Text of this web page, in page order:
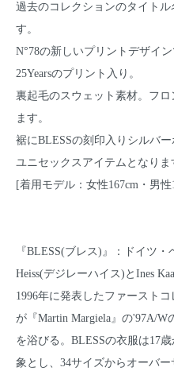
過去のコレクションのタイト
す。
N°78の新しいプリントデザイ
25Yearsのプリント入り。
裏起毛のスウェット素材。フ
ます。
裾にBLESSの刻印入りシルバー
ユニセックスアイテムとなりま
[着用モデル：女性167cm・男性
『BLESS(ブレス)』：ドイツ
Heiss(デジレーハイス)とInes
1996年に発表したファースト
が『Martin Margiela』の'97A/W
を浴びる。BLESSの衣服は17
象とし、34サイズからオーバ